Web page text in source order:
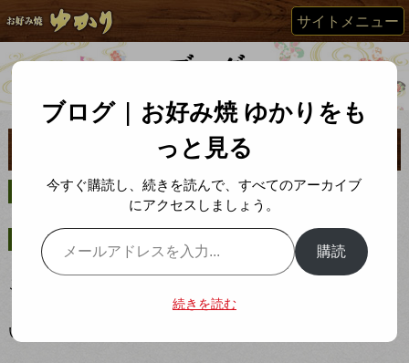
サイトメニュー
遂に公開！老舗のこだわりで１段上の豚玉
投稿日 2021年7月13日
カテゴリー
こんにちは！
いつも当店をご利用頂き誠にありがとうございます。
ブログ | お好み焼 ゆかりをも
っと見る
今すぐ購読し、続きを読んで、すべてのアーカイブ
にアクセスしましょう。
メールアドレスを入力...
購読
続きを読む